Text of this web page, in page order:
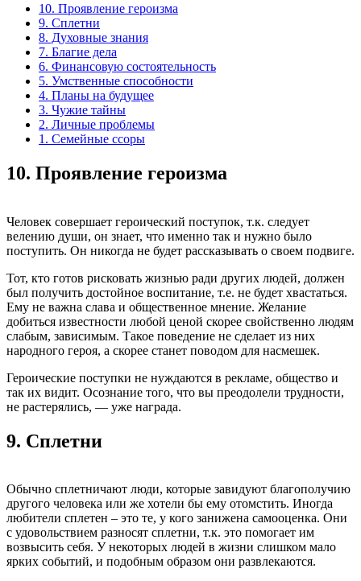
10. Проявление героизма
9. Сплетни
8. Духовные знания
7. Благие дела
6. Финансовую состоятельность
5. Умственные способности
4. Планы на будущее
3. Чужие тайны
2. Личные проблемы
1. Семейные ссоры
10. Проявление героизма
Человек совершает героический поступок, т.к. следует
велению души, он знает, что именно так и нужно было
поступить. Он никогда не будет рассказывать о своем подвиге.
Тот, кто готов рисковать жизнью ради других людей, должен
был получить достойное воспитание, т.е. не будет хвастаться.
Ему не важна слава и общественное мнение. Желание
добиться известности любой ценой скорее свойственно людям
слабым, зависимым. Такое поведение не сделает из них
народного героя, а скорее станет поводом для насмешек.
Героические поступки не нуждаются в рекламе, общество и
так их видит. Осознание того, что вы преодолели трудности,
не растерялись, — уже награда.
9. Сплетни
Обычно сплетничают люди, которые завидуют благополучию
другого человека или же хотели бы ему отомстить. Иногда
любители сплетен – это те, у кого занижена самооценка. Они
с удовольствием разносят сплетни, т.к. это помогает им
возвысить себя. У некоторых людей в жизни слишком мало
ярких событий, и подобным образом они развлекаются.